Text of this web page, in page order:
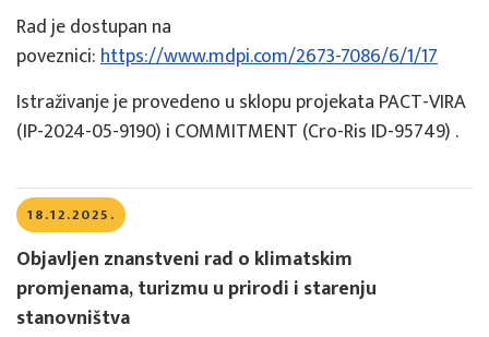
Rad je dostupan na
poveznici:https://www.mdpi.com/2673-7086/6/1/17
Istraživanje je provedeno u sklopu projekata PACT-VIRA
(IP-2024-05-9190) i COMMITMENT (Cro-Ris ID-95749) .
18.12.2025.
Objavljen znanstveni rad o klimatskim
promjenama, turizmu u prirodi i starenju
stanovništva